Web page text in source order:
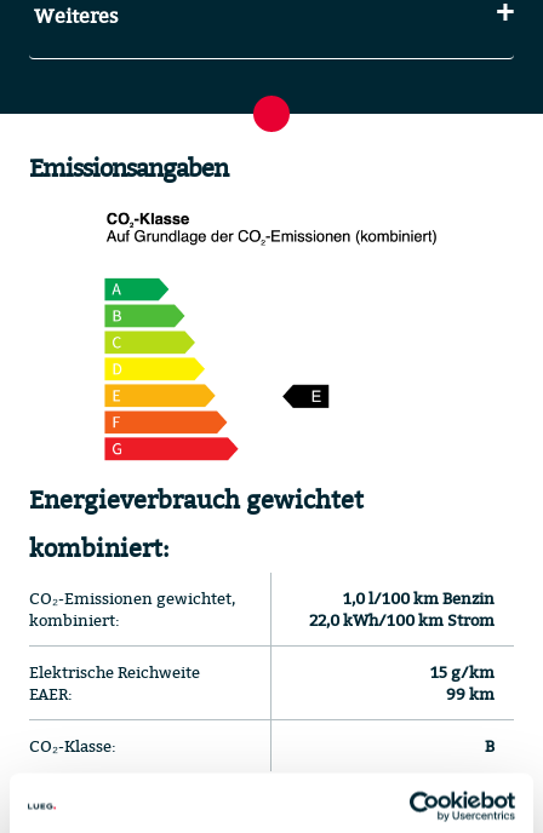
Weiteres
Emissionsangaben
Energieverbrauch gewichtet
kombiniert:
CO₂-Emissionen gewichtet,
kombiniert:
1,0 l/100 km Benzin
22,0 kWh/100 km Strom
Elektrische Reichweite
EAER:
15 g/km
99 km
CO₂-Klasse: B
Bei leerer Batterie (kombinierte